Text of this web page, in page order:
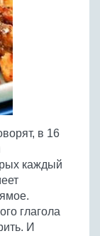
в 16
каждый
глагола
И